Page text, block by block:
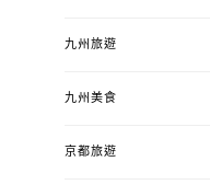
九州旅遊
九州美食
京都旅遊